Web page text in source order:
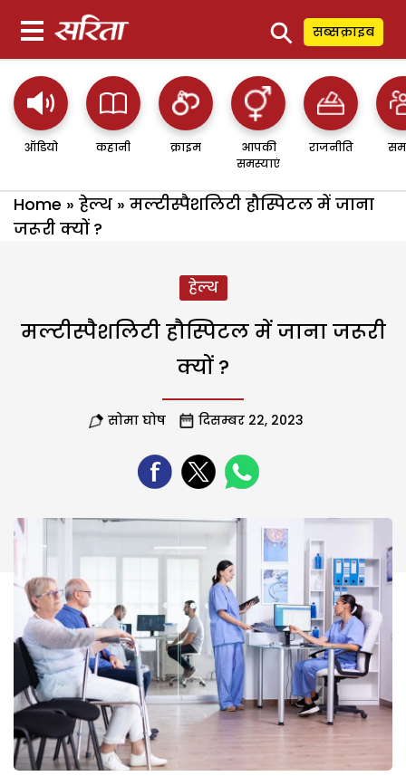
⚲ सब्सक्राइब
ऑडियो कहानी क्राइम
आपकी
समस्याएं
राजनीति
Home » हेल्थ » मल्टीस्पैशलिटी हौस्पिटल में जाना
जरूरी क्यों ?
हेल्थ
मल्टीस्पैशलिटी हौस्पिटल में जाना जरूरी
क्यों ?
सोमा घोष दिसम्बर 22, 2023